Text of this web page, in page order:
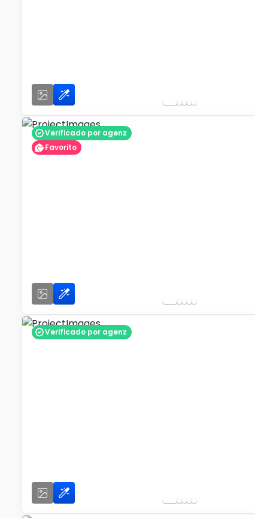
Verificado por agenz
Favorito
Verificado por agenz